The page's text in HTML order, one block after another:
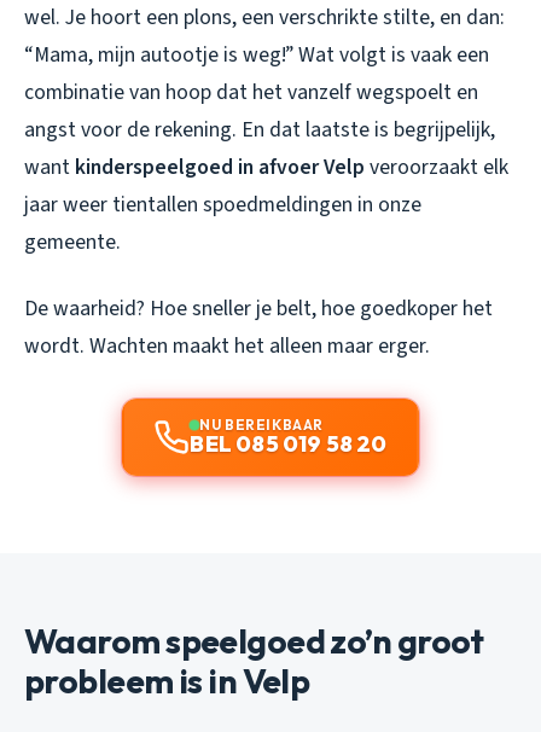
wel. Je hoort een plons, een verschrikte stilte, en dan:
“Mama, mijn autootje is weg!” Wat volgt is vaak een
combinatie van hoop dat het vanzelf wegspoelt en
angst voor de rekening. En dat laatste is begrijpelijk,
want kinderspeelgoed in afvoer Velp veroorzaakt elk
jaar weer tientallen spoedmeldingen in onze
gemeente.
De waarheid? Hoe sneller je belt, hoe goedkoper het
wordt. Wachten maakt het alleen maar erger.
NU BEREIKBAAR
BEL 085 019 58 20
Waarom speelgoed zo’n groot
probleem is in Velp